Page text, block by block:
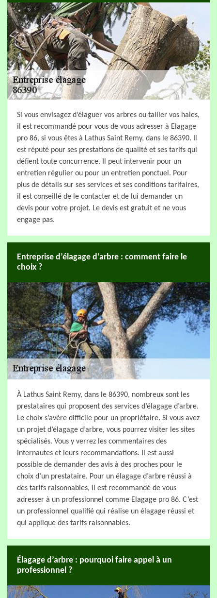
Si vous envisagez d’élaguer vos arbres ou tailler vos haies,
il est recommandé pour vous de vous adresser à Elagage
pro 86, si vous êtes à Lathus Saint Remy, dans le 86390. Il
est réputé pour ses prestations de qualité et ses tarifs qui
défient toute concurrence. Il peut intervenir pour un
entretien régulier ou pour un entretien ponctuel. Pour
plus de détails sur ses services et ses conditions tarifaires,
il est conseillé de le contacter et de lui demander un
devis pour votre projet. Le devis est gratuit et ne vous
engage pas.
Entreprise d’élagage d’arbre : comment faire le
choix ?
À Lathus Saint Remy, dans le 86390, nombreux sont les
prestataires qui proposent des services d’élagage d’arbre.
Le choix s’avère difficile pour un propriétaire. Si vous avez
un projet d’élagage d’arbre, vous pourrez visiter les sites
spécialisés. Vous y verrez les commentaires des
internautes et leurs recommandations. Il est aussi
possible de demander des avis à des proches pour le
choix d’un prestataire. Pour un élagage d’arbre réussi à
des tarifs raisonnables, il est recommandé de vous
adresser à un professionnel comme Elagage pro 86. C’est
un professionnel qualifié qui réalise un élagage réussi et
qui applique des tarifs raisonnables.
Élagage d’arbre : pourquoi faire appel à un
professionnel ?